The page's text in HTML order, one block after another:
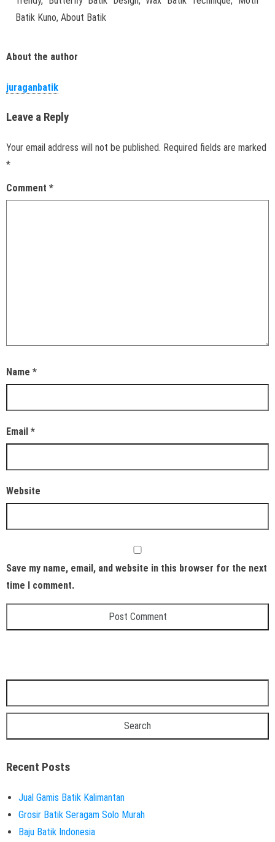
Batik Kuno, About Batik
About the author
juraganbatik
Leave a Reply
Your email address will not be published. Required fields are marked
*
Comment *
Name *
Email *
Website
Save my name, email, and website in this browser for the next
time I comment.
Recent Posts
Jual Gamis Batik Kalimantan
Grosir Batik Seragam Solo Murah
Baju Batik Indonesia